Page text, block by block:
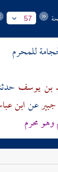
57
للمحرم
بن يوسف
عنابن
وهو محرم